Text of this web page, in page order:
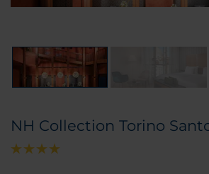
NH Collection Torino